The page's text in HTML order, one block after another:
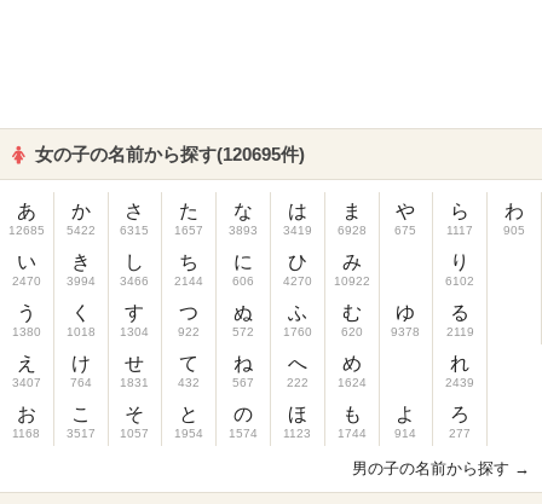
女の子の名前から探す(120695件)
あ
12685
い
2470
う
1380
え
3407
お
1168
か
5422
き
3994
く
1018
け
764
こ
3517
さ
6315
し
3466
す
1304
せ
1831
そ
1057
た
1657
ち
2144
つ
922
て
432
と
1954
な
3893
に
606
ぬ
572
ね
567
の
1574
は
3419
ひ
4270
ふ
1760
へ
222
ほ
1123
ま
6928
み
10922
む
620
め
1624
も
1744
や
675
ゆ
9378
よ
914
ら
1117
り
6102
る
2119
れ
2439
ろ
277
わ
905
男の子の名前から探す →